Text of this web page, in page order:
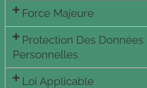
Force Majeure
Protection Des Données
Personnelles
Loi Applicable